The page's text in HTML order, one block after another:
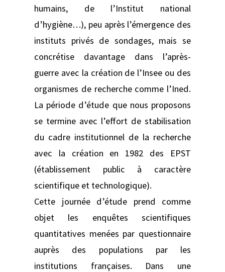
humains, de l’Institut national
d’hygiène…), peu après l’émergence des
instituts privés de sondages, mais se
concrétise davantage dans l’après-
guerre avec la création de l’Insee ou des
organismes de recherche comme l’Ined.
La période d’étude que nous proposons
se termine avec l’effort de stabilisation
du cadre institutionnel de la recherche
avec la création en 1982 des EPST
(établissement public à caractère
scientifique et technologique).
Cette journée d’étude prend comme
objet les enquêtes scientifiques
quantitatives menées par questionnaire
auprès des populations par les
institutions françaises. Dans une